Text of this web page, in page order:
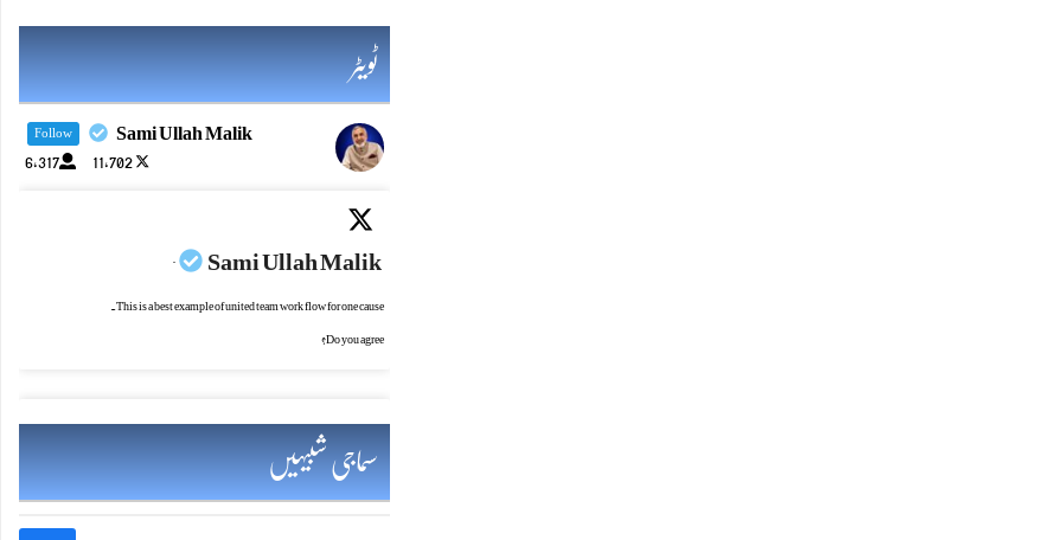
ٹویٹر
Sami Ullah Malik
Follow
11,702
6,317
Sami Ullah Malik
·
This is a best example of united team work flow for one cause.
Do you agree?
Sami Ullah Malik
سمندرجتناوسیع ہو،جہازکواتنی ہی مضبوط سمت درکارہوتی ہے۔اور تہذیب جتنی بلند ہو،اسے اتنی ہی گہری
سماجی شبیہیں